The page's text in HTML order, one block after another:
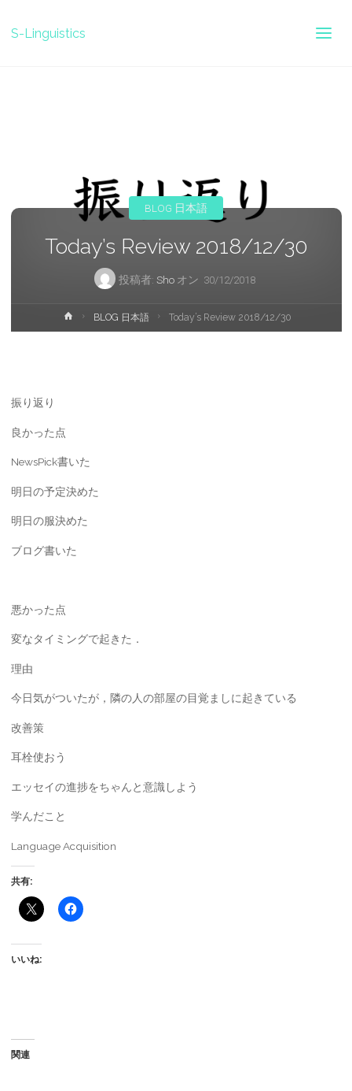
S-Linguistics
Today’s Review 2018/12/30
投稿者: Sho オン 30/12/2018
BLOG 日本語
ホ
ー
BLOG 日本語 Today’s Review 2018/12/30
振り返り
良かった点
NewsPick書いた
明日の予定決めた
明日の服決めた
ブログ書いた
悪かった点
変なタイミングで起きた．
理由
今日気がついたが，隣の人の部屋の目覚ましに起きている
改善策
耳栓使おう
エッセイの進捗をちゃんと意識しよう
学んだこと
Language Acquisition
共有:
いいね:
関連